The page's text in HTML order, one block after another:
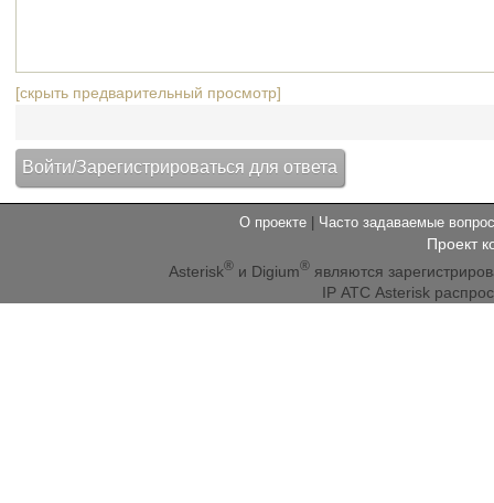
[скрыть предварительный просмотр]
О проекте Часто задаваемые
Проект
Asterisk® и Digium® являются
IP АТС Asterisk